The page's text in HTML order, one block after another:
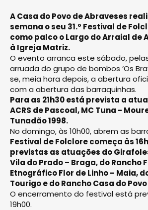
A Casa do Povo de Abraveses
semana o seu 31.º Festival de
como palco o Largo do Arraial de
à Igreja Matriz.
O evento arranca este sábado,
arruada do grupo de bombos ‘Os
se, meia hora depois, a abertura
com a abertura das barraquinhas.
Para as 21h30 está prevista a
ACRS de Pascoal, MC Tuna -
Tunadão 1998.
No domingo, às 10h00, abrem as
Festival de Folclore começa às
previstas as atuações do
Vila do Prado – Braga, do Rancho
Etnográfico Flor de Linho – Maia,
Tourigo e do Rancho Casa do
O encerramento do festival está
19h00.